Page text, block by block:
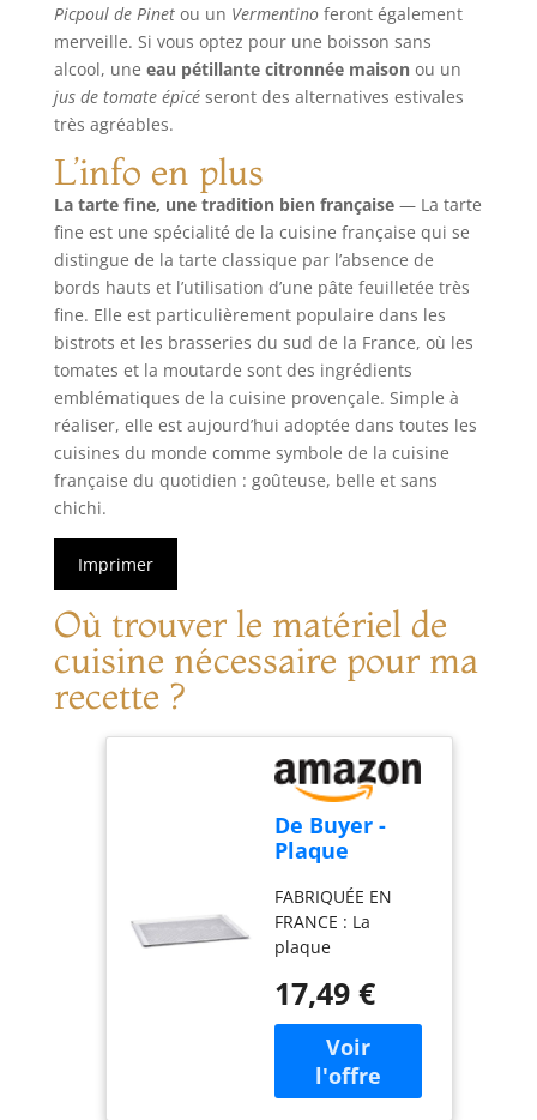
Picpoul de Pinetou un Vermentinoferont également
merveille. Si vous optez pour une boisson sans
alcool, une eau pétillante citronnée maisonou un
jus de tomate épicéseront des alternatives estivales
très agréables.
L’info en plus
La tarte fine, une tradition bien française— La tarte
fine est une spécialité de la cuisine française qui se
distingue de la tarte classique par l’absence de
bords hauts et l’utilisation d’une pâte feuilletée très
fine. Elle est particulièrement populaire dans les
bistrots et les brasseries du sud de la France, où les
tomates et la moutarde sont des ingrédients
emblématiques de la cuisine provençale. Simple à
réaliser, elle est aujourd’hui adoptée dans toutes les
cuisines du monde comme symbole de la cuisine
française du quotidien : goûteuse, belle et sans
chichi.
Imprimer
Où trouver le matériel de
cuisine nécessaire pour ma
recette ?
De Buyer -
Plaque
aluminium
perforée aux
bords pincés -
40 x 30 cm -,
Argent
FABRIQUÉE EN
FRANCE : La
plaque
30 cm de cuisson
pâtissière micro-
perforée à bord
pincés De Buyer
est idéale pour la
17,49 €